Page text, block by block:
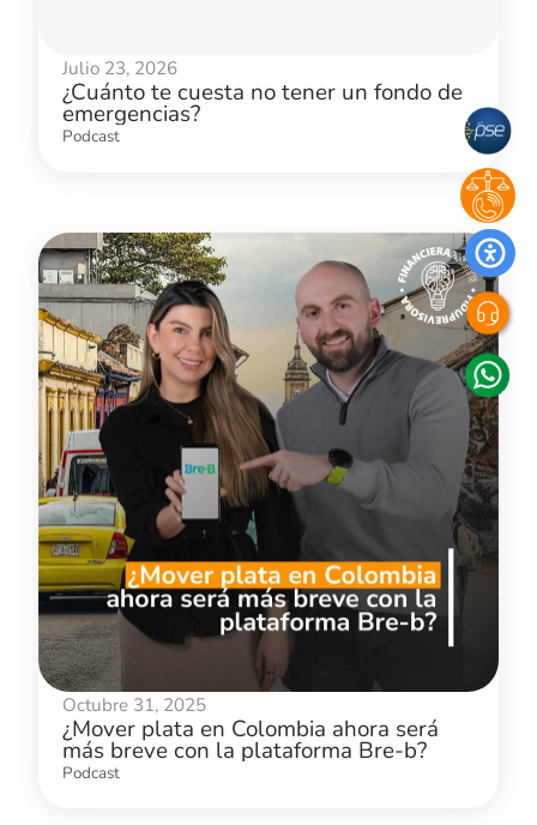
Julio 23, 2026
¿Cuánto te cuesta no tener un fondo de
emergencias?
Podcast
Octubre 31, 2025
¿Mover plata en Colombia ahora será
más breve con la plataforma Bre-b?
Podcast